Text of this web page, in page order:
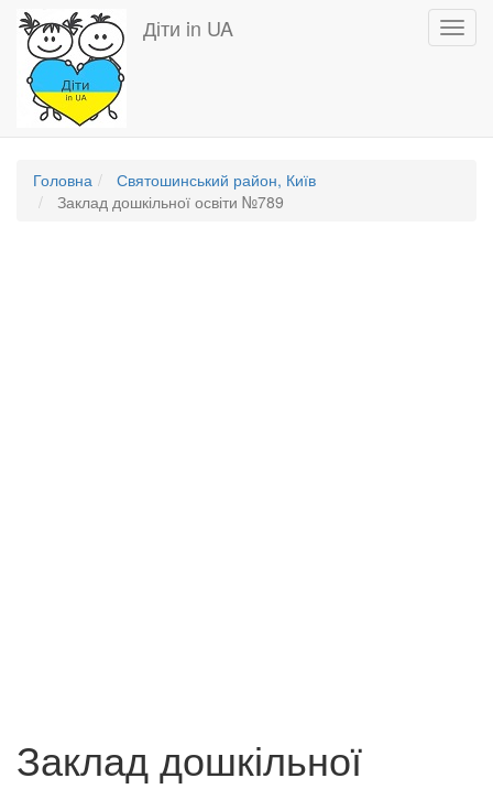
Перейти
основного
вмісту
Діти in UA
Головна
Святошинський район, Київ
Заклад дошкільної освіти №789
Заклад дошкільної